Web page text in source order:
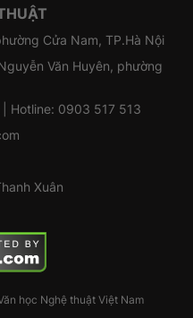
Cửa Nam, TP.Hà Nội
Văn Huyên, phường
Hotline: 0903 517 513
Xuân
học Nghệ thuật Việt Nam